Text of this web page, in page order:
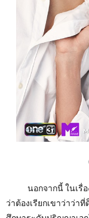
นอกจากนี้ ในเรื่อง
ว่าต้องเรียกเขาว่าว่า